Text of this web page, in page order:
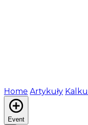
Home Artykuły
Event